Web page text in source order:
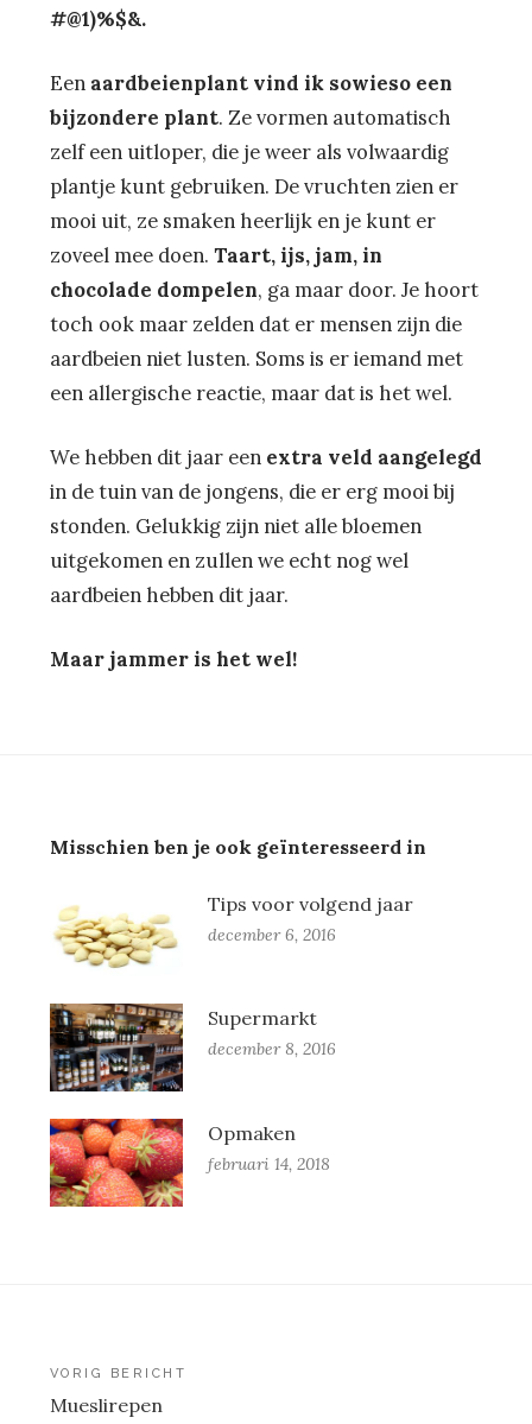
#@1)%$&.
Een aardbeienplant vind ik sowieso een
bijzondere plant. Ze vormen automatisch
zelf een uitloper, die je weer als volwaardig
plantje kunt gebruiken. De vruchten zien er
mooi uit, ze smaken heerlijk en je kunt er
zoveel mee doen. Taart, ijs, jam, in
chocolade dompelen, ga maar door. Je hoort
toch ook maar zelden dat er mensen zijn die
aardbeien niet lusten. Soms is er iemand met
een allergische reactie, maar dat is het wel.
We hebben dit jaar een extra veld aangelegd
in de tuin van de jongens, die er erg mooi bij
stonden. Gelukkig zijn niet alle bloemen
uitgekomen en zullen we echt nog wel
aardbeien hebben dit jaar.
Maar jammer is het wel!
Misschien ben je ook geïnteresseerd in
Tips voor volgend jaar
december 6, 2016
Supermarkt
december 8, 2016
Opmaken
februari 14, 2018
Berichtnavigatie
VORIG BERICHT
Mueslirepen